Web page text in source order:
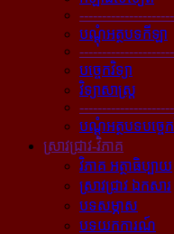
បណ្ដុំអត្ថបទកីឡា
បច្ចេកវិទ្យា
វិទ្យាសាស្ត្រ
បណ្ដុំអត្ថបទបច្ចេក
ស្រាវជ្រាវ-វិភាគ
វិភាគ អត្ថាធិប្បាយ
ស្រាវជ្រាវ ឯកសារ
បទសម្ភាស
បទយកការណ៍